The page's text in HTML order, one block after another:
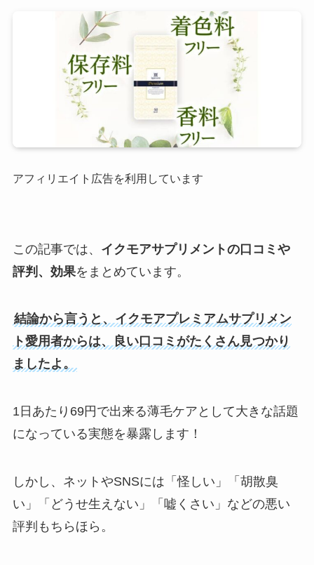
アフィリエイト広告を利用しています
この記事では、 イクモアサプリメントの口コミや
評判、効果をまとめています。
結論から言うと、イクモアプレミアムサプリメン
ト愛用者からは、良い口コミがたくさん見つかり
ましたよ。
1日あたり69円で出来る薄毛ケアとして大きな話題
になっている実態を暴露します！
しかし、ネットやSNSには「怪しい」「胡散臭
い」「どうせ生えない」「嘘くさい」などの悪い
評判もちらほら。